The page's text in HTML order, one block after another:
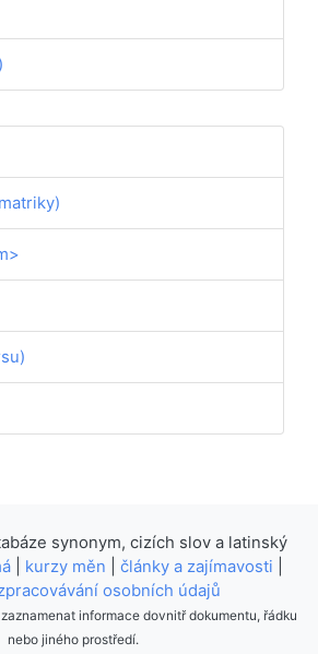
synonym, cizích slov a latinský
kurzy měn články a zajímavosti
osobních údajů
informace dovnitř dokumentu, řádku
nebo jiného prostředí.